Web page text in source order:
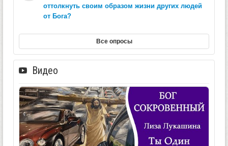
оттолкнуть своим образом жизни других людей
от Бога?
Все опросы
Видео